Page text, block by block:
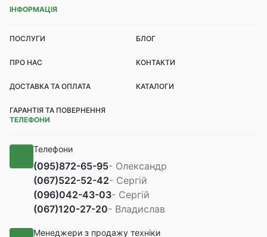
ІНФОРМАЦІЯ
ПОСЛУГИ БЛОГ
ПРО НАС КОНТАКТИ
ДОСТАВКА ТА ОПЛАТА КАТАЛОГИ
ГАРАНТІЯ ТА ПОВЕРНЕННЯ
ТЕЛЕФОНИ
Телефони
(095)872-65-95- Олександр
(067)522-52-42- Сергій
(096)042-43-03- Сергій
(067)120-27-20- Владислав
Менеджери з продажу техніки